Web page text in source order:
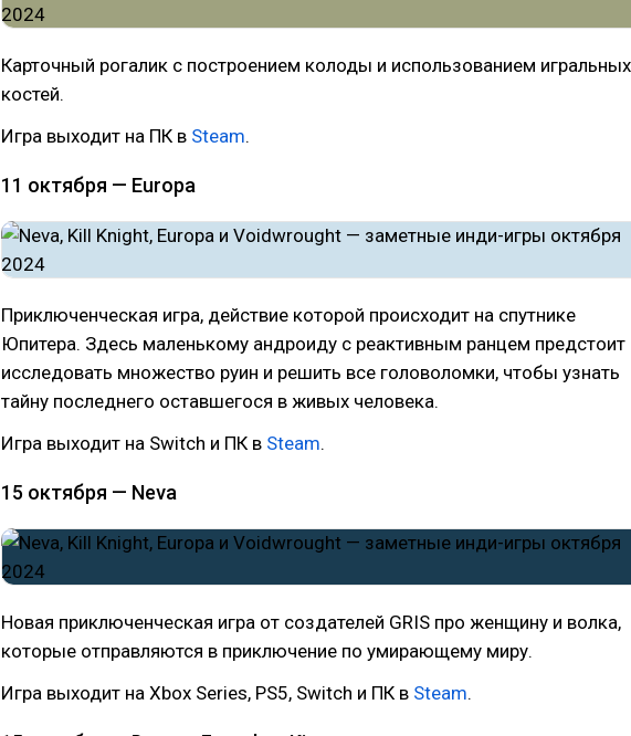
Карточный рогалик с построением колоды и использованием игральных
костей.
Игра выходит на ПК в Steam.
11 октября — Europa
Приключенческая игра, действие которой происходит на спутнике
Юпитера. Здесь маленькому андроиду с реактивным ранцем предстоит
исследовать множество руин и решить все головоломки, чтобы узнать
тайну последнего оставшегося в живых человека.
Игра выходит на Switch и ПК в Steam.
15 октября — Neva
Новая приключенческая игра от создателей GRIS про женщину и волка,
которые отправляются в приключение по умирающему миру.
Игра выходит на Xbox Series, PS5, Switch и ПК в Steam.